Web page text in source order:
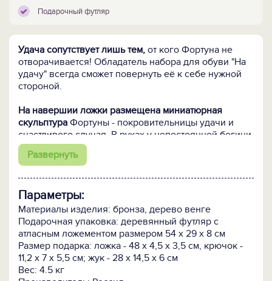
Подарочный футляр
Удача сопутствует лишь тем, от кого Фортуна не
отворачивается! Обладатель набора для обуви "На
удачу" всегда сможет повернуть её к себе нужной
стороной.
На навершии ложки размещена миниатюрная
скульптура Фортуны - покровительницы удачи и
счастливого случая. В руках у непостоянной богини
из римского пантеона рог изобилия. Блага из него
она обычно рассыпает вслепую. Но в того, кто
В наборе:
Стилизованная обувная ложка из бронзы,
дополненная ручкой из дерева венге.
Необычное приспособление в виде ЖУКА
СКАРАБЕЯ - поможет быстро и удобно снять
обувь, не дотрагиваясь до неё руками.
Развернуть
Параметры:
Материалы изделия: бронза, дерево венге
Подарочная упаковка: деревянный футляр с
атласным ложементом размером 54 х 29 х 8 см
Размер подарка: ложка - 48 х 4,5 х 3,5 см, крючок -
11,2 х 7 х 5,5 см; жук - 28 х 14,5 х 6 см
Вес: 4.5 кг